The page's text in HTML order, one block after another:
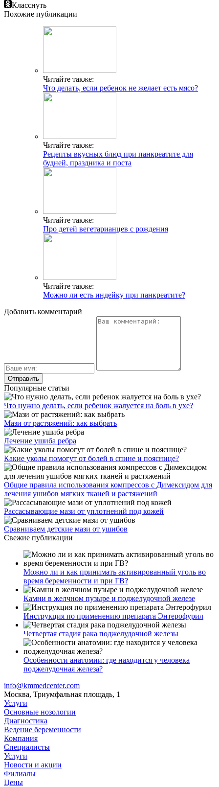
Класснуть
Похожие публикации
Читайте также:
Что делать, если ребенок не желает есть мясо?
Читайте также:
Рецепты вкусных блюд при панкреатите для
будней, праздника и поста
Читайте также:
Про детей вегетарианцев с рождения
Читайте также:
Можно ли есть индейку при панкреатите?
Добавить комментарий
Популярные статьи
Что нужно делать, если ребенок жалуется на боль в ухе?
Мази от растяжений: как выбрать
Лечение ушиба ребра
Какие уколы помогут от болей в спине и пояснице?
Общие правила использования компрессов с Димексидом для
лечения ушибов мягких тканей и растяжений
Рассасывающие мази от уплотнений под кожей
Сравниваем детские мази от ушибов
Свежие публикации
Можно ли и как принимать активированный уголь во
время беременности и при ГВ?
Камни в желчном пузыре и поджелудочной железе
Инструкция по применению препарата Энтерофурил
Четвертая стадия рака поджелудочной железы
Особенности анатомии: где находится у человека
поджелудочная железа?
info@kmmedcenter.com
Москва, Триумфальная площадь, 1
Услуги
Основные нозологии
Диагностика
Ведение беременности
Компания
Специалисты
Услуги
Новости и акции
Филиалы
Цены